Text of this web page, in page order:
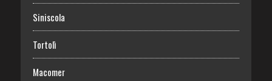
Siniscola
Tortolì
Macomer